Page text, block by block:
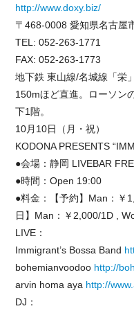
http://www.doxy.biz/
〒468-0008 愛知県名古屋
TEL: 052-263-1771
FAX: 052-263-1773
地下鉄 東山線/名城線「栄
150mほど直進。ローソン
下1階。
10月10日（月・祝）
KODONA PRESENTS
●会場：静岡 LIVEBAR
●時間：Open 19:00
●料金：【予約】Man：
日】Man：￥2,000/1D ,
LIVE：
Immigrant’s Bossa Band
bohemianvoodoo http://
arvin homa aya http://
DJ：